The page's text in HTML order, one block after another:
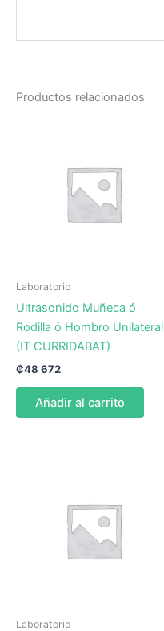
Productos relacionados
Laboratorio
Ultrasonido Muñeca ó
Rodilla ó Hombro Unilateral
(IT CURRIDABAT)
₡48 672
Añadir al carrito
Laboratorio